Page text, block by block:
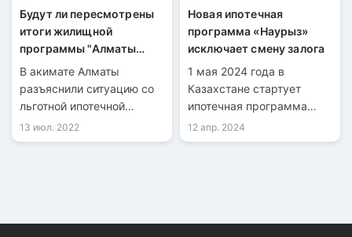
Будут ли пересмотрены
итоги жилищной
программы "Алматы
жастары", ответили в
акимате
В акимате Алматы
разъяснили ситуацию со
льготной ипотечной
программой для
молодежи «Алматы
прошедшие на следующий
13 июл. 2022
Новая ипотечная
программа «Наурыз»
исключает смену залога
1 мая 2024 года в
Казахстане стартует
ипотечная программа
«Наурыз» от Отбасы
банка. В организации
12 апр. 2024